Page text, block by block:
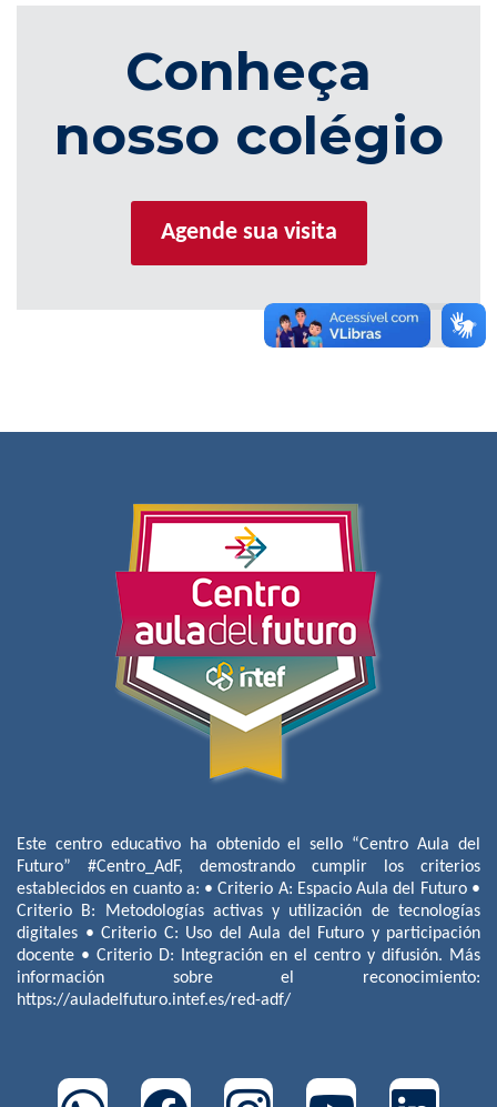
Conheça
nosso colégio
Agende sua visita
Este centro educativo ha obtenido el sello “Centro Aula del
Futuro” #Centro_AdF, demostrando cumplir los criterios
establecidos en cuanto a: • Criterio A: Espacio Aula del Futuro •
Criterio B: Metodologías activas y utilización de tecnologías
digitales • Criterio C: Uso del Aula del Futuro y participación
docente • Criterio D: Integración en el centro y difusión. Más
información sobre el reconocimiento:
https://auladelfuturo.intef.es/red-adf/